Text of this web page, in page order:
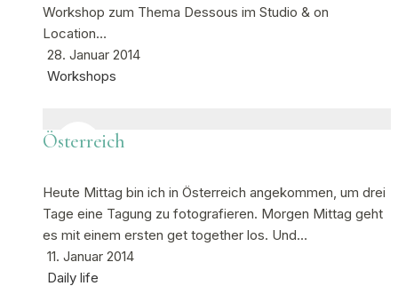
Workshop zum Thema Dessous im Studio & on
Location…
28. Januar 2014
Workshops
Österreich
Heute Mittag bin ich in Österreich angekommen, um drei
Tage eine Tagung zu fotografieren. Morgen Mittag geht
es mit einem ersten get together los. Und…
11. Januar 2014
Daily life